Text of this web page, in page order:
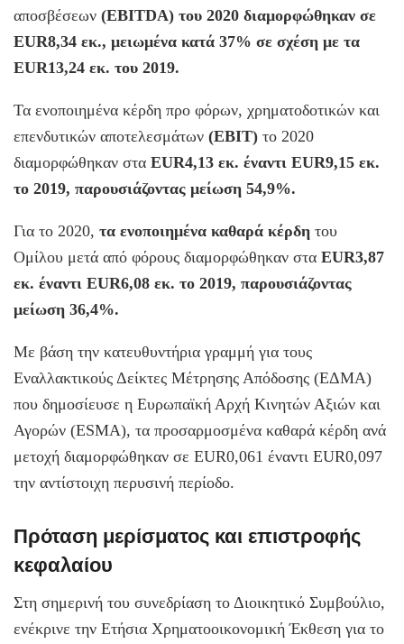
αποσβέσεων (EBITDA) του 2020 διαμορφώθηκαν σε
EUR8,34 εκ., μειωμένα κατά 37% σε σχέση με τα
EUR13,24 εκ. του 2019.
Τα ενοποιημένα κέρδη προ φόρων, χρηματοδοτικών και
επενδυτικών αποτελεσμάτων (ΕΒIΤ) το 2020
διαμορφώθηκαν στα EUR4,13 εκ. έναντι EUR9,15 εκ.
το 2019, παρουσιάζοντας μείωση 54,9%.
Για το 2020, τα ενοποιημένα καθαρά κέρδη του
Ομίλου μετά από φόρους διαμορφώθηκαν στα EUR3,87
εκ. έναντι EUR6,08 εκ. το 2019, παρουσιάζοντας
μείωση 36,4%.
Με βάση την κατευθυντήρια γραμμή για τους
Εναλλακτικούς Δείκτες Μέτρησης Απόδοσης (ΕΔΜΑ)
που δημοσίευσε η Ευρωπαϊκή Αρχή Κινητών Αξιών και
Αγορών (ESMA), τα προσαρμοσμένα καθαρά κέρδη ανά
μετοχή διαμορφώθηκαν σε EUR0,061 έναντι EUR0,097
την αντίστοιχη περυσινή περίοδο.
Πρόταση μερίσματος και επιστροφής
κεφαλαίου
Στη σημερινή του συνεδρίαση το Διοικητικό Συμβούλιο,
ενέκρινε την Ετήσια Χρηματοοικονομική Έκθεση για το